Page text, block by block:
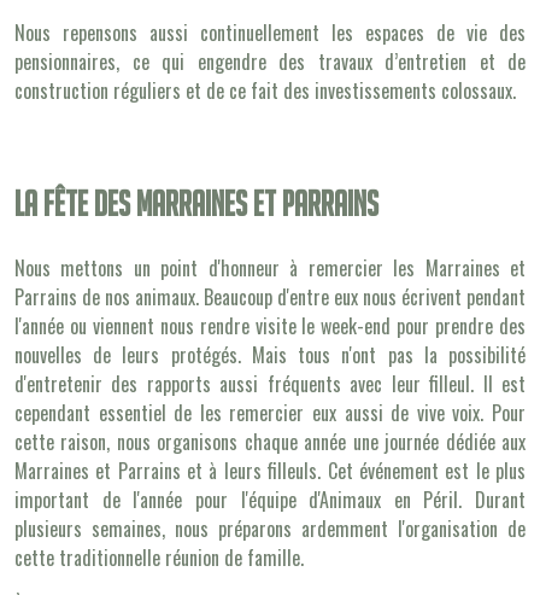
Nous repensons aussi continuellement les espaces de vie des
pensionnaires, ce qui engendre des travaux d’entretien et de
construction réguliers et de ce fait des investissements colossaux.
La fête des marraines et parrains
Nous mettons un point d'honneur à remercier les Marraines et
Parrains de nos animaux. Beaucoup d'entre eux nous écrivent pendant
l'année ou viennent nous rendre visite le week-end pour prendre des
nouvelles de leurs protégés. Mais tous n'ont pas la possibilité
d'entretenir des rapports aussi fréquents avec leur filleul. Il est
cependant essentiel de les remercier eux aussi de vive voix. Pour
cette raison, nous organisons chaque année une journée dédiée aux
Marraines et Parrains et à leurs filleuls. Cet événement est le plus
important de l'année pour l'équipe d'Animaux en Péril. Durant
plusieurs semaines, nous préparons ardemment l'organisation de
cette traditionnelle réunion de famille.